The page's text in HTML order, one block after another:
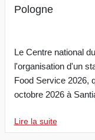
Pologne
Le Centre national
l'organisation d'un
Food Service 2026,
octobre 2026 à
Lire la suite